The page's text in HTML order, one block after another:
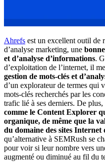
Ahrefs est un excellent outil de
d’analyse marketing, une
et d’analyse d’informations.
d’exploitation de l’internet, il
gestion de mots-clés et
d’un explorateur de termes qui
mots-clés recherchés par les
trafic lié à ses derniers. De plus,
comme le Content Explorer
organique, de même que la
du domaine des sites Internet
qu’alternative à SEMRush se
pour voir si leur nombre vers
augmenté ou diminué au fil du